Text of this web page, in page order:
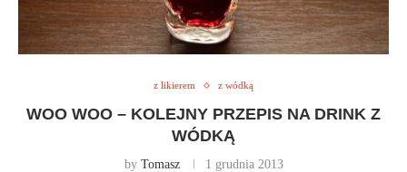
z likierem z wódką
WOO WOO – KOLEJNY PRZEPIS NA DRINK Z
WÓDKĄ
by Tomasz 1 grudnia 2013